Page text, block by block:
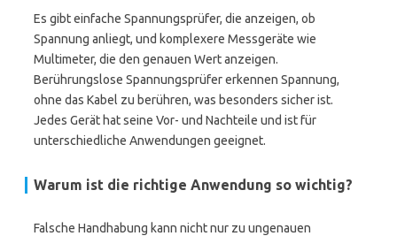
Es gibt einfache Spannungsprüfer, die anzeigen, ob
Spannung anliegt, und komplexere Messgeräte wie
Multimeter, die den genauen Wert anzeigen.
Berührungslose Spannungsprüfer erkennen Spannung,
ohne das Kabel zu berühren, was besonders sicher ist.
Jedes Gerät hat seine Vor- und Nachteile und ist für
unterschiedliche Anwendungen geeignet.
Warum ist die richtige Anwendung so wichtig?
Falsche Handhabung kann nicht nur zu ungenauen